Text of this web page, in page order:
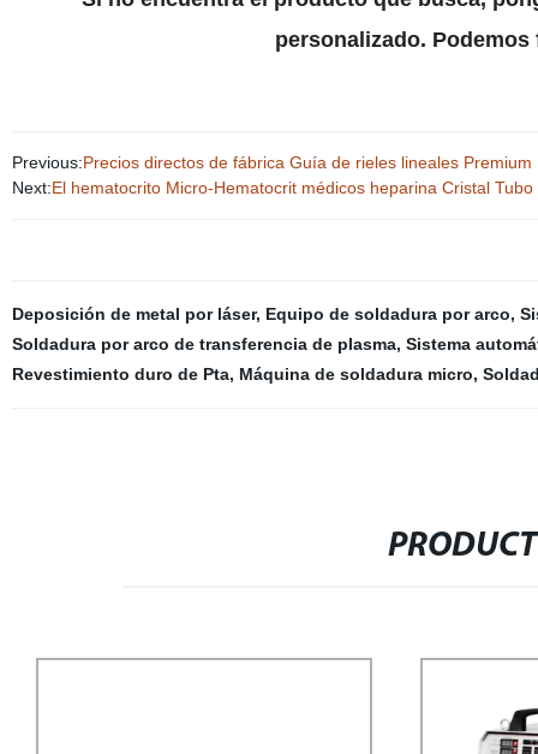
personalizado.
Previous:Precios directos de fábrica Guía de rieles lineales
Next:El hematocrito Micro-Hematocrit médicos heparina Cristal
Deposición de metal por láser, Equipo de soldadura por arco,
Soldadura por arco de transferencia de plasma, Sistema
Revestimiento duro de Pta, Máquina de soldadura micro,